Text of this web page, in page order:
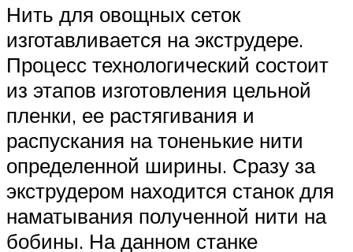
Нить для овощных сеток
изготавливается на экструдере.
Процесс технологический состоит
из этапов изготовления цельной
пленки, ее растягивания и
распускания на тоненькие нити
определенной ширины. Сразу за
экструдером находится станок для
наматывания полученной нити на
бобины. На данном станке